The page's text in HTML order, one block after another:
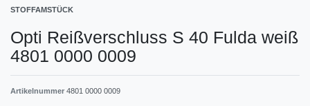
STOFFAMSTÜCK
Opti Reißverschluss S 40 Fulda weiß
4801 0000 0009
Artikelnummer 4801 0000 0009